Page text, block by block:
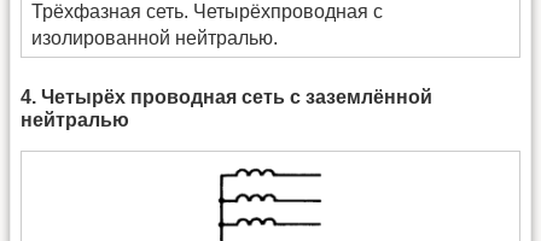
Трёхфазная сеть. Четырёхпроводная с
изолированной нейтралью.
4. Четырёх проводная сеть с заземлённой
нейтралью